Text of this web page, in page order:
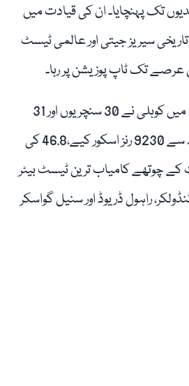
تک پہنچایا۔ ان کی قیادت میں
سیریز جیتی اور عالمی ٹیسٹ
تک ٹاپ پوزیشن پر رہا۔
اپنے 123 ٹیسٹ میچوں میں کوہلی نے 30 سنچریوں اور 31
نصف سنچریوں کی مدد سے 9230 رنز اسکور کیے،46.8 کی
کے چوتھے کامیاب ترین ٹیسٹ بیٹر
راہول ڈریوڈ اور سنیل گواسکر